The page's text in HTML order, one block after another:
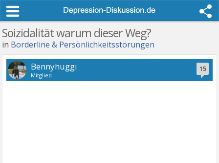
Soizidalität warum dieser Weg?
in Borderline & Persönlichkeitsstörungen
15
Bennyhuggi
Mitglied